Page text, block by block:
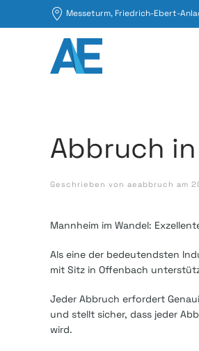
Messeturm, Friedrich-Ebert-
Abbruch
Geschrieben von aeabbruch am
Mannheim im Wandel:
Als eine der bedeutendsten
mit Sitz in Offenbach
Jeder Abbruch erfordert
und stellt sicher, dass jeder
wird.